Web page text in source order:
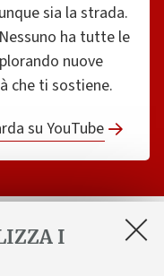
I
sia la strada.
ha tutte le
nuove
che ti sostiene.
su YouTube
sul corso